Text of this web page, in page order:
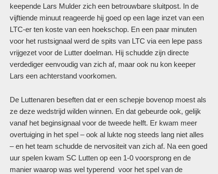
keepende Lars Mulder zich een betrouwbare sluitpost. In de
vijftiende minuut reageerde hij goed op een lage inzet van een
LTC-er ten koste van een hoekschop. En een paar minuten
voor het rustsignaal werd de spits van LTC via een lepe pass
vrijgezet voor de Lutter doelman. Hij schudde zijn directe
verdediger eenvoudig van zich af, maar ook nu kon keeper
Lars een achterstand voorkomen.
De Luttenaren beseften dat er een schepje bovenop moest als
ze deze wedstrijd wilden winnen. En dat gebeurde ook, gelijk
vanaf het beginsignaal voor de tweede helft. Er kwam meer
overtuiging in het spel – ook al lukte nog steeds lang niet alles
– en het team schudde de nervositeit van zich af. Na een goed
uur spelen kwam SC Lutten op een 1-0 voorsprong en de
manier waarop was wel typerend voor het spel van de